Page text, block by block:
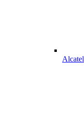
Alcatel